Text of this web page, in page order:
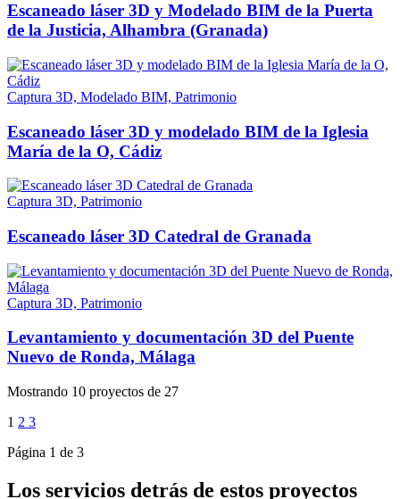
Escaneado láser 3D y Modelado BIM de la Puerta
de la Justicia, Alhambra (Granada)
Captura 3D, Modelado BIM, Patrimonio
Escaneado láser 3D y modelado BIM de la Iglesia
María de la O, Cádiz
Captura 3D, Patrimonio
Escaneado láser 3D Catedral de Granada
Captura 3D, Patrimonio
Levantamiento y documentación 3D del Puente
Nuevo de Ronda, Málaga
Mostrando 10 proyectos de 27
1 2 3
Página 1 de 3
Los servicios detrás de estos proyectos